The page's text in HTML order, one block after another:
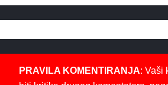
PRAVILA KOMENTIRANJA: Vaši